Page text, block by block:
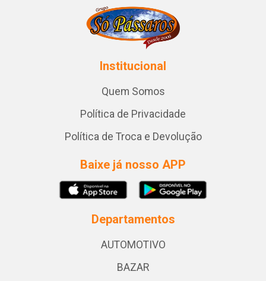
Institucional
Quem Somos
Política de Privacidade
Política de Troca e Devolução
Baixe já nosso APP
Departamentos
AUTOMOTIVO
BAZAR